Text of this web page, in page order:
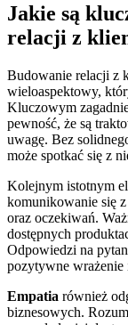
Jakie są
relacji z
Budowanie relacji z
wieloaspektowy,
Kluczowym
pewność, że są
uwagę. Bez
może spotkać się z
Kolejnym istotnym
komunikowanie się
oraz oczekiwań.
dostępnych
Odpowiedzi na
pozytywne wrażenie
Empatia również
biznesowych.